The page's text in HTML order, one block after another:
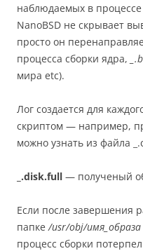
наблюдаемых в процессе
NanoBSD не скрывает
просто он
процесса сборки ядра,
мира etc).
Лог создается для
скриптом — например,
можно узнать из файла
_.disk.full — полученый
Если после завершения
папке/usr/obj/имя_образа
процесс сборки